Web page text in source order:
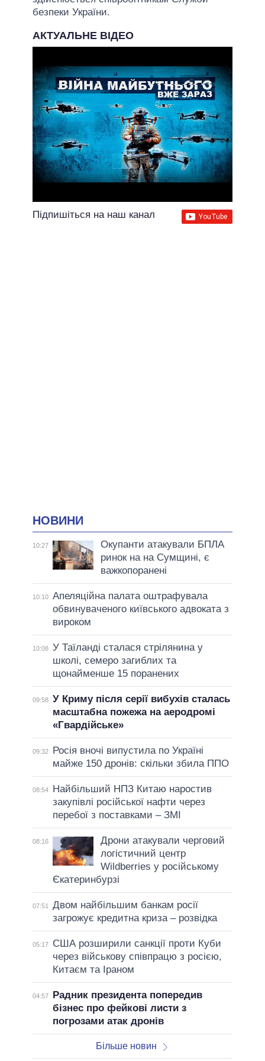
безпеки України.
АКТУАЛЬНЕ ВІДЕО
Підпишіться на наш канал
НОВИНИ
10:27
Окупанти атакували БПЛА
ринок на на Сумщині, є
важкопоранені
10:10 Апеляційна палата оштрафувала
обвинуваченого київського адвоката з
вироком
10:08 У Таїланді сталася стрілянина у
школі, семеро загиблих та
щонайменше 15 поранених
09:58 У Криму після серії вибухів сталась
масштабна пожежа на аеродромі
«Гвардійське»
09:32
Росія вночі випустила по Україні
майже 150 дронів: скільки збила ППО
08:54
Найбільший НПЗ Китаю наростив
закупівлі російської нафти через
перебої з поставками – ЗМІ
08:16
Дрони атакували черговий
логістичний центр
Wildberries у російському
Єкатеринбурзі
07:51
Двом найбільшим банкам росії
загрожує кредитна криза – розвідка
05:17
США розширили санкції проти Куби
через військову співпрацю з росією,
Китаєм та Іраном
04:57
Радник президента попередив
бізнес про фейкові листи з
погрозами атак дронів
Більше новин